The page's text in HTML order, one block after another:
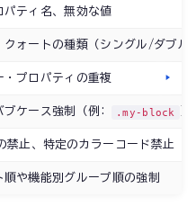
パティ名、無効な値
クォートの種類（シングル/ダブル
・プロパティの重複
ブケース強制（例: .my-block
禁止、特定のカラーコード禁止
順や機能別グループ順の強制